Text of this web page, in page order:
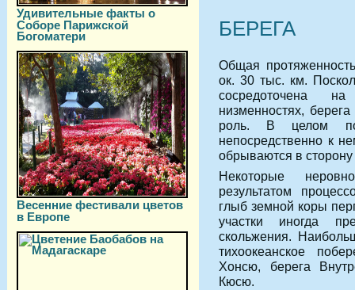
Удивительные факты о
Соборе Парижской
Богоматери
Весенние фестивали цветов
в Европе
БЕРЕГА
Общая
ок. 30 тыс. км.
сосредоточена
низменностях,
роль. В целом
непосредственно к
обрываются в
Некоторые
результатом
глыб земной коры
участки иногда
скольжения.
тихоокеанское
Хонсю, берега
Кюсю.